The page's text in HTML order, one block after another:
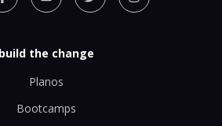
build the change
Planos
Bootcamps